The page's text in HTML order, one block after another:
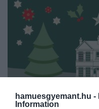
hamuesgyemant.hu -
Information